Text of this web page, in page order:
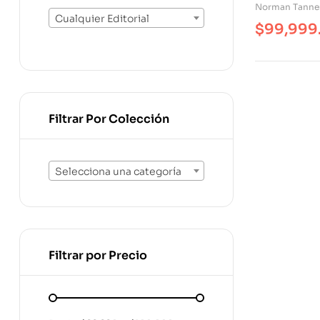
Norman
$
Cualquier Editorial
Filtrar Por Colección
Selecciona una categoría
Filtrar por Precio